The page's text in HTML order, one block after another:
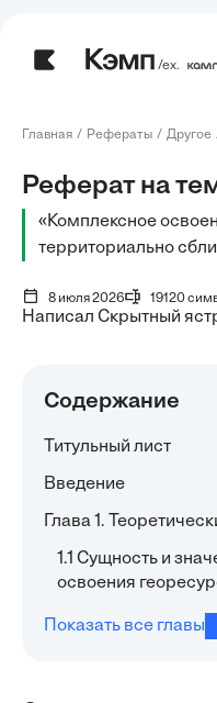
/ех.
Главная Рефераты Другое
Реферат на
«Комплексное
территориально
8 июля 2026 19120
Написал Скрытный
Содержание
Титульный лист
Введение
Глава 1.
1.1 Сущность и
освоения
Показать все главы